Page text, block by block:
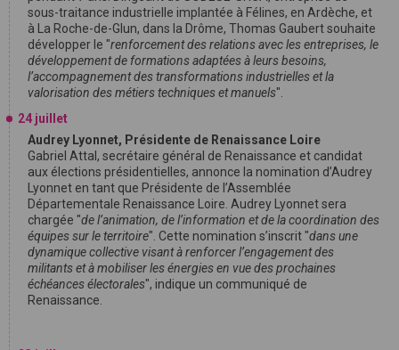
sous-traitance industrielle implantée à Félines, en Ardèche, et
à La Roche-de-Glun, dans la Drôme, Thomas Gaubert souhaite
développer le "renforcement des relations avec les entreprises, le
développement de formations adaptées à leurs besoins,
l’accompagnement des transformations industrielles et la
valorisation des métiers techniques et manuels".
24 juillet
Audrey Lyonnet, Présidente de Renaissance Loire
Gabriel Attal, secrétaire général de Renaissance et candidat
aux élections présidentielles, annonce la nomination d’Audrey
Lyonnet en tant que Présidente de l’Assemblée
Départementale Renaissance Loire. Audrey Lyonnet sera
chargée "de l’animation, de l’information et de la coordination des
équipes sur le territoire". Cette nomination s’inscrit "dans une
dynamique collective visant à renforcer l’engagement des
militants et à mobiliser les énergies en vue des prochaines
échéances électorales", indique un communiqué de
Renaissance.